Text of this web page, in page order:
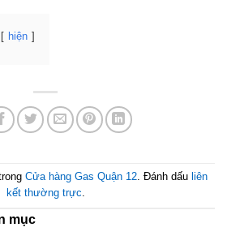
hiện
Cửa hàng Gas Quận 12. Đánh dấu liên
kết thường trực.
mục